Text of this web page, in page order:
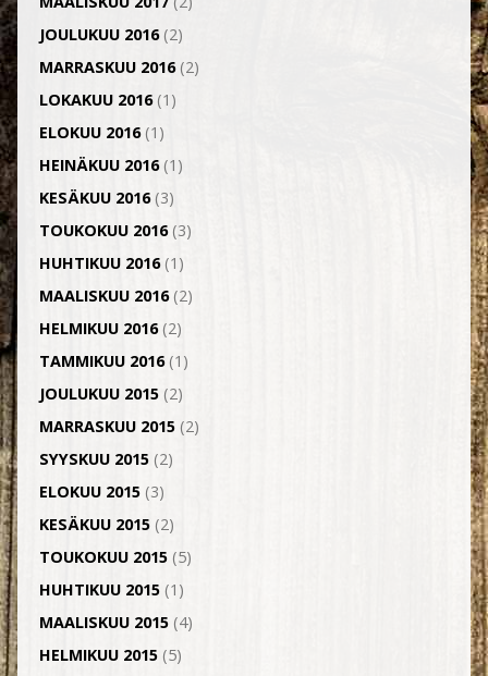
JOULUKUU 2016(2)
MARRASKUU 2016(2)
LOKAKUU 2016(1)
ELOKUU 2016(1)
HEINÄKUU 2016(1)
KESÄKUU 2016(3)
TOUKOKUU 2016(3)
HUHTIKUU 2016(1)
MAALISKUU 2016(2)
HELMIKUU 2016(2)
TAMMIKUU 2016(1)
JOULUKUU 2015(2)
MARRASKUU 2015(2)
SYYSKUU 2015(2)
ELOKUU 2015(3)
KESÄKUU 2015(2)
TOUKOKUU 2015(5)
HUHTIKUU 2015(1)
MAALISKUU 2015(4)
HELMIKUU 2015(5)